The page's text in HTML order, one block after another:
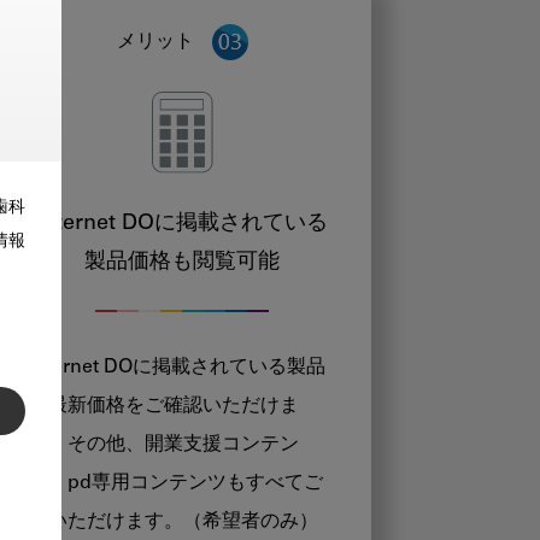
科
報
メリット
Internet DOに掲載されている
製品価格も閲覧可能
Internet DOに掲載されている製品
の最新価格をご確認いただけま
す。その他、開業支援コンテン
ツ、pd専用コンテンツもすべてご
覧いただけます。（希望者のみ）